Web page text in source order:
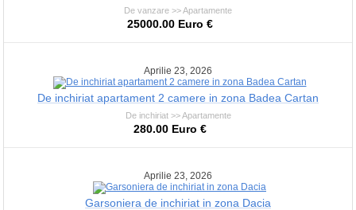
De vanzare >> Apartamente
25000.00 Euro €
Aprilie 23, 2026
De inchiriat apartament 2 camere in zona Badea Cartan
De inchiriat >> Apartamente
280.00 Euro €
Aprilie 23, 2026
Garsoniera de inchiriat in zona Dacia